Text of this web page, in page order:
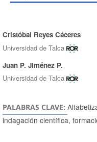
Autores/as
Cristóbal Reyes Cáceres
Universidad de Talca
Juan P. Jiménez P.
Universidad de Talca
PALABRAS CLAVE:
indagación científica,